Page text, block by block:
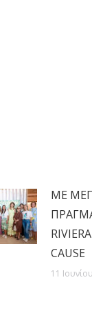
MΕ
CAUSE
11